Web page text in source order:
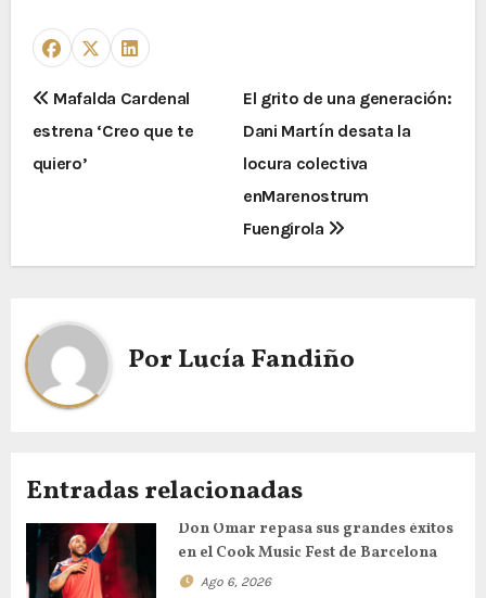
Mafalda Cardenal
estrena ‘Creo que te
quiero’
El grito de una generación:
Dani Martín desata la
locura colectiva
enMarenostrum
Fuengirola
PorLucía Fandiño
Entradas relacionadas
Don Omar repasa sus grandes éxitos
en el Cook Music Fest de Barcelona
Ago 6, 2026